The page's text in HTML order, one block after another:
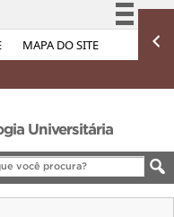
MAPA DO SITE
Simplifique!
Acesso à informação
Legislação
Canais
Universitária